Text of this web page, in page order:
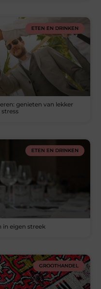
ETEN EN DRINKEN
genieten van lekker
ETEN EN DRINKEN
in eigen streek
GROOTHANDEL